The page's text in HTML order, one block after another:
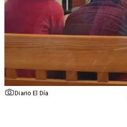
Diario El Día